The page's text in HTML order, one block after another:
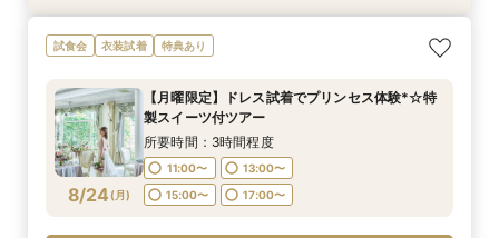
8/23 (日)
【じっくり検討したい方向け】まずはフェアに参
加してみよう！憧れの大聖堂＆貸切会場見学＆豪
所要時間：3時間程度
14:00〜
16:00〜
フェアを予約
8/23 (日)
【マタニティ&パパママ婚限定プラン＆特典有
り】憧れ大聖堂＆緑溢れるガーデンW体験＆贅沢
所要時間：3時間程度
14:00〜
16:00〜
フェアを予約
8/23 (日)
【6名～29名迄*少人数結婚式】オリジナリティ
×安心相談会×お得プラン《無料試食》
所要時間：3時間程度
14:00〜
16:00〜
フェアを予約
8/23 (日)
【コスパ重視必見】40名130万円＆自己負担ゼロ
で叶う上質W★最短30日で準備OK★1件目来館
所要時間：3時間程度
14:00〜
16:00〜
フェアを予約
試食会 衣装試着 特典あり
8/24 (月)
【月曜限定】ドレス試着でプリンセス体験*☆特
製スイーツ付ツアー
所要時間：3時間程度
11:00〜
13:00〜
15:00〜
17:00〜